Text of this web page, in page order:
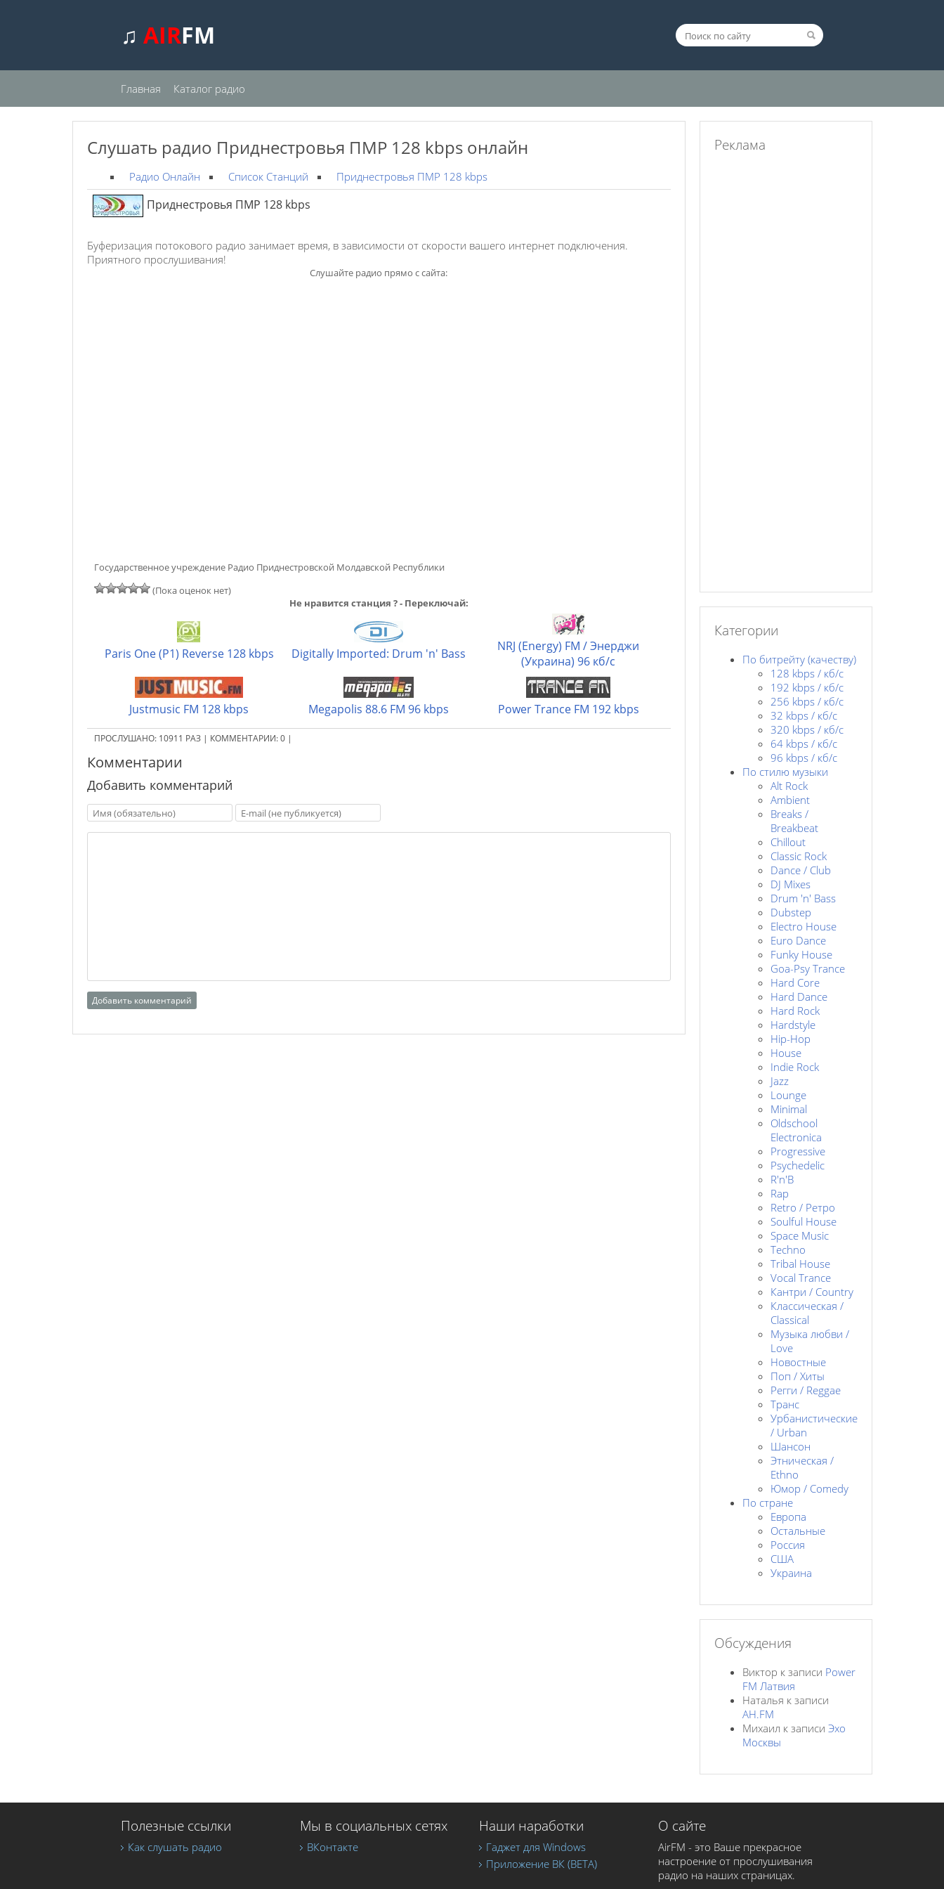
♫ AIRFM
Главная Каталог радио
Слушать радио Приднестровья ПМР 128 kbps онлайн
Радио Онлайн Список Станций Приднестровья ПМР 128 kbps
Приднестровья ПМР 128 kbps
Буферизация потокового радио занимает время, в зависимости от скорости вашего интернет подключения.
Приятного прослушивания!
Слушайте радио прямо с сайта:
Государственное учреждение Радио Приднестровской Молдавской Республики
(Пока оценок нет)
Не нравится станция ? - Переключай:
Paris One (P1) Reverse 128 kbps Digitally Imported: Drum 'n' Bass
NRJ (Energy) FM / Энерджи
(Украина) 96 кб/с
Justmusic FM 128 kbps Megapolis 88.6 FM 96 kbps Power Trance FM 192 kbps
ПРОСЛУШАНО: 10911 РАЗ | КОММЕНТАРИИ:0 |
Комментарии
Добавить комментарий
Реклама
Категории
По битрейту (качеству)
128 kbps / кб/c
192 kbps / кб/c
256 kbps / кб/с
32 kbps / кб/c
320 kbps / кб/с
64 kbps / кб/c
96 kbps / кб/c
По стилю музыки
Alt Rock
Ambient
Breaks /
Breakbeat
Chillout
Classic Rock
Dance / Club
DJ Mixes
Drum 'n' Bass
Dubstep
Electro House
Euro Dance
Funky House
Goa-Psy Trance
Hard Core
Hard Dance
Hard Rock
Hardstyle
Hip-Hop
House
Indie Rock
Jazz
Lounge
Minimal
Oldschool
Electronica
Progressive
Psychedelic
R'n'B
Rap
Retro / Ретро
Soulful House
Space Music
Techno
Tribal House
Vocal Trance
Кантри / Country
Классическая /
Classical
Музыка любви /
Love
Новостные
Поп / Хиты
Регги / Reggae
Транс
Урбанистические
/ Urban
Шансон
Этническая /
Ethno
Юмор / Comedy
По стране
Европа
Остальные
Россия
США
Украина
Обсуждения
Виктор к записи Power
FM Латвия
Наталья к записи
AH.FM
Михаил к записи Эхо
Москвы
Полезные ссылки
Как слушать радио
Мы в социальных сетях
ВКонтакте
Наши наработки
Гаджет для Windows
Приложение ВК (BETA)
О сайте
AirFM - это Ваше прекрасное
настроение от прослушивания
радио на наших страницах.